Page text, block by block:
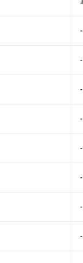
-
-
-
-
-
-
-
-